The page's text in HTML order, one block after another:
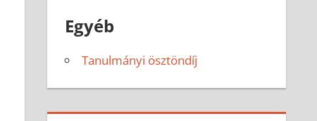
Egyéb
Tanulmányi ösztöndíj